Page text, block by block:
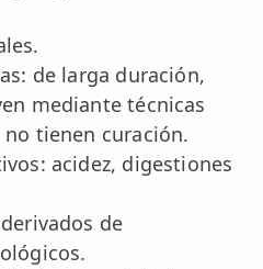
de larga duración,
mediante técnicas
tienen curación.
acidez, digestiones
de